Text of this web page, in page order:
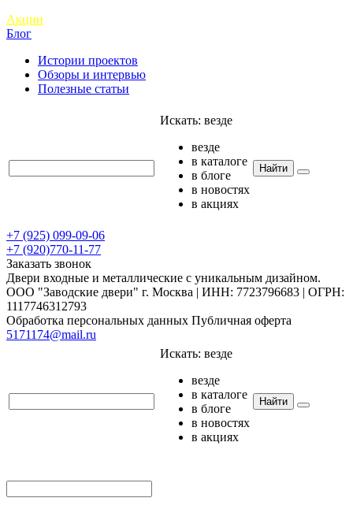
Акции
Блог
Истории проектов
Обзоры и интервью
Полезные статьи
Искать: везде
везде
в каталоге
в блоге
в новостях
в акциях
Найти
+7 (925) 099-09-06
+7 (920)770-11-77
Заказать звонок
Двери входные и металлические с уникальным дизайном.
ООО "Заводские двери" г. Москва | ИНН: 7723796683 | ОГРН:
1117746312793
Обработка персональных данных Публичная оферта
5171174@mail.ru
Искать: везде
везде
в каталоге
в блоге
в новостях
в акциях
Найти